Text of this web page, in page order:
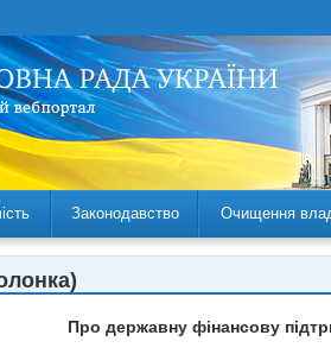
Законодавство Очищення
Про державну фінансову